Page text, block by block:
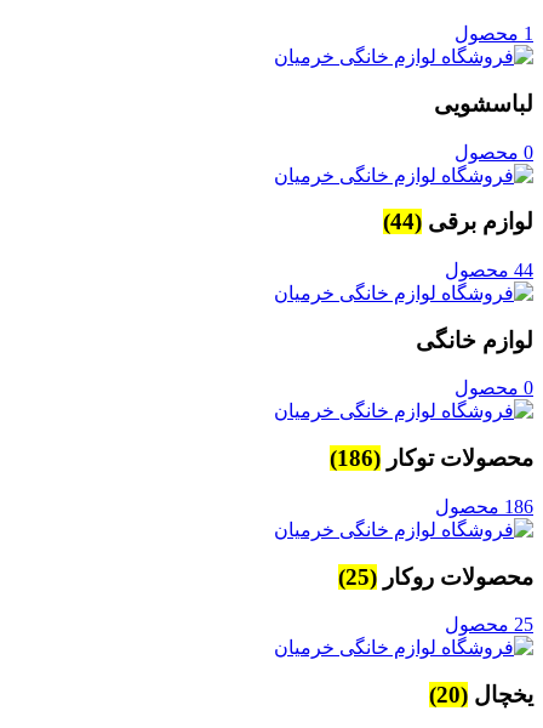
1 محصول
لباسشویی
0 محصول
لوازم برقی (44)
44 محصول
لوازم خانگی
0 محصول
محصولات توکار (186)
186 محصول
محصولات روکار (25)
25 محصول
یخچال (20)